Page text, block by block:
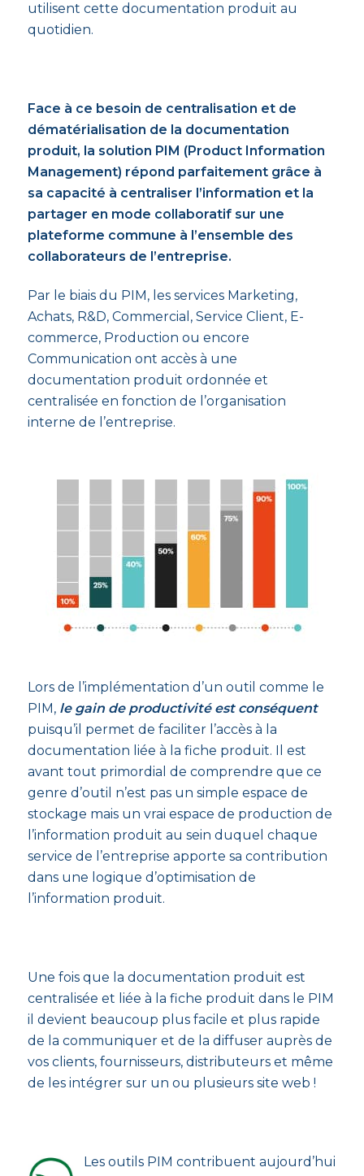
utilisent cette documentation produit au
quotidien.
Face à ce besoin de centralisation et de
dématérialisation de la documentation
produit, la solution PIM (Product Information
Management) répond parfaitement grâce à
sa capacité à centraliser l’information et la
partager en mode collaboratif sur une
plateforme commune à l’ensemble des
collaborateurs de l’entreprise.
Par le biais du PIM, les services Marketing,
Achats, R&D, Commercial, Service Client, E-
commerce, Production ou encore
Communication ont accès à une
documentation produit ordonnée et
centralisée en fonction de l’organisation
interne de l’entreprise.
Lors de l’implémentation d’un outil comme le
PIM, le gain de productivité est conséquent
puisqu’il permet de faciliter l’accès à la
documentation liée à la fiche produit. Il est
avant tout primordial de comprendre que ce
genre d’outil n’est pas un simple espace de
stockage mais un vrai espace de production de
l’information produit au sein duquel chaque
service de l’entreprise apporte sa contribution
dans une logique d’optimisation de
l’information produit.
Une fois que la documentation produit est
centralisée et liée à la fiche produit dans le PIM
il devient beaucoup plus facile et plus rapide
de la communiquer et de la diffuser auprès de
vos clients, fournisseurs, distributeurs et même
de les intégrer sur un ou plusieurs site web !
Les outils PIM contribuent aujourd’hui